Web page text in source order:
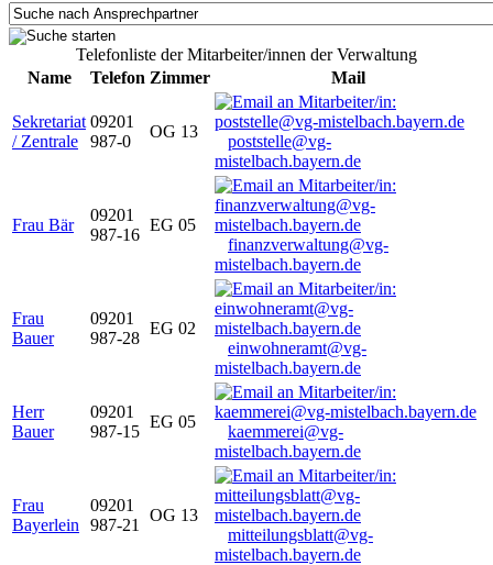
Telefonliste der Mitarbeiter/innen der Verwaltung
Name
Telefon Zimmer Mail
Sekretariat
/ Zentrale
09201
987-0
OG 13
poststelle@vg-
mistelbach.bayern.de
Frau Bär
09201
987-16
EG 05
finanzverwaltung@vg-
mistelbach.bayern.de
Frau
Bauer
09201
987-28
EG 02
einwohneramt@vg-
mistelbach.bayern.de
Herr
Bauer
09201
987-15
EG 05
kaemmerei@vg-
mistelbach.bayern.de
Frau
Bayerlein
09201
987-21
OG 13
mitteilungsblatt@vg-
mistelbach.bayern.de